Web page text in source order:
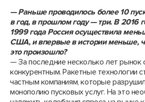
— Раньше проводилось более 10
в год, в прошлом году —​ три. В 2016
1999 года Россия осуществила
США, и впервые в истории меньше,
это произошло?
— За последние несколько лет рынок
конкурентным. Ракетные технологии
частным компаниям, которые
монополию пусковых услуг. На это